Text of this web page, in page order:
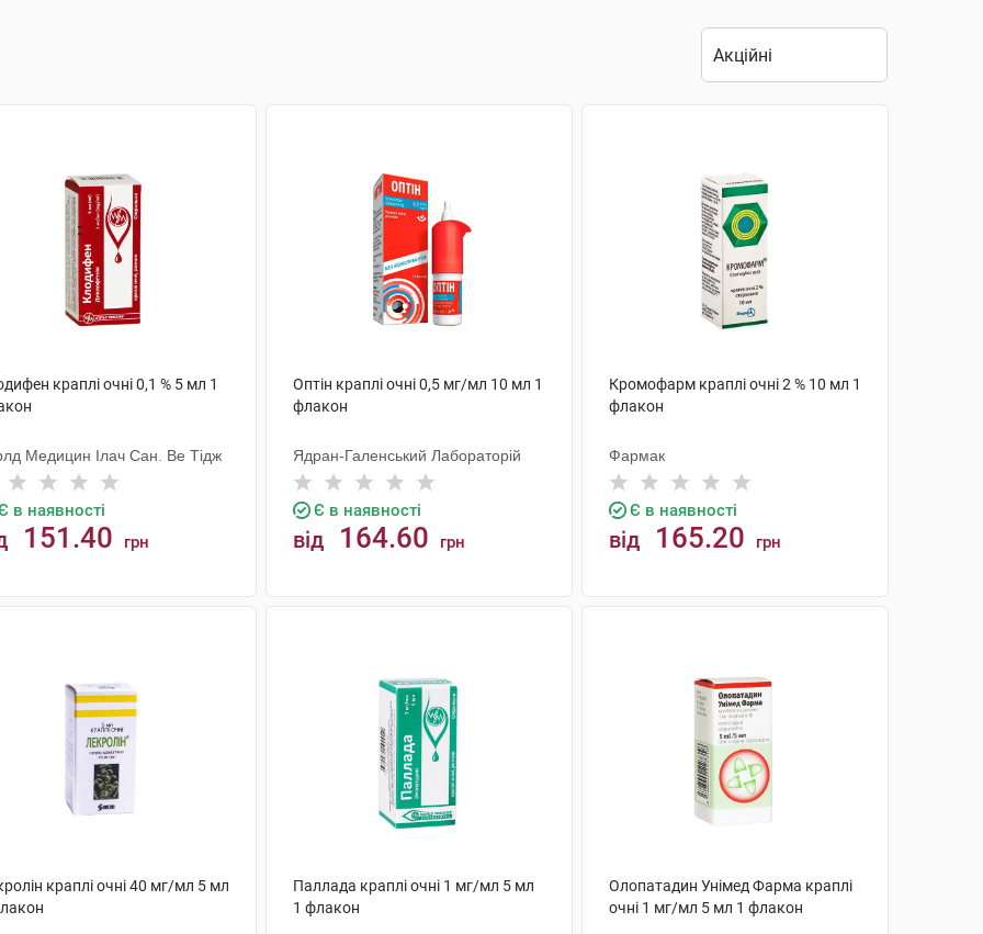
краплі очні 0,1 % 5 мл 1
Медицин Ілач Сан. Ве Тідж
в наявності
151.40 грн
Оптін краплі очні 0,5 мг/мл 10 мл 1
флакон
Ядран-Галенський Лабораторій
Є в наявності
від 164.60 грн
Кромофарм краплі очні 2 % 10 мл 1
флакон
Фармак
Є в наявності
від 165.20 грн
краплі очні 40 мг/мл 5 мл
Паллада краплі очні 1 мг/мл 5 мл
1 флакон
Олопатадин Унімед Фарма краплі
очні 1 мг/мл 5 мл 1 флакон